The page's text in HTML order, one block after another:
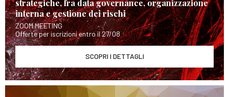
strategiche, fra data governance, organizzazione
interna e gestione dei rischi
ZOOM MEETING
Offerte per iscrizioni entro il 27/08
SCOPRI I DETTAGLI